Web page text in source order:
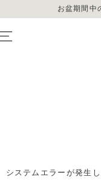
お盆期間中
システムエラーが発生